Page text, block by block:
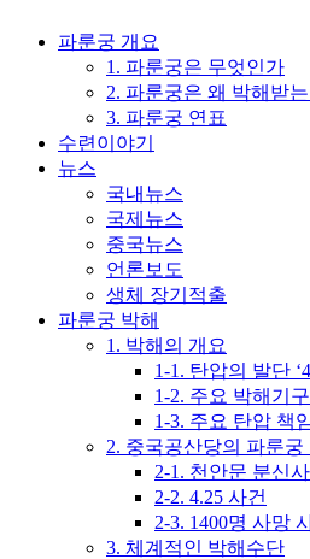
파룬궁 개요
1. 파룬궁은 무엇인가
2. 파룬궁은 왜 박해받
3. 파룬궁 연표
수련이야기
뉴스
국내뉴스
국제뉴스
중국뉴스
언론보도
생체 장기적출
파룬궁 박해
1. 박해의 개요
1-1. 탄압의 발단
1-2. 주요 박해기구
1-3. 주요 탄압 책
2. 중국공산당의 파룬궁
2-1. 천안문 분신
2-2. 4.25 사건
2-3. 1400명 사망
3. 체계적인 박해수단